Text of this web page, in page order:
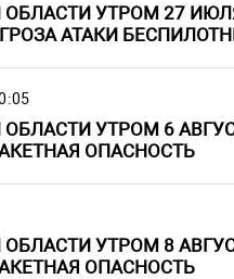
УТРОМ 27
АТАКИ
УТРОМ 6
ОПАСНОСТЬ
УТРОМ 8
ОПАСНОСТЬ